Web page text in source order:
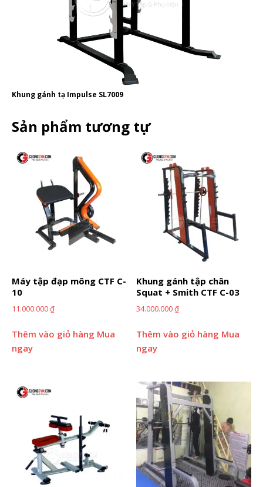
Khung gánh tạ Impulse SL7009
Sản phẩm tương tự
Máy tập đạp mông CTF C-
10
11.000.000₫
Thêm vào giỏ hàng Mua
ngay
Khung gánh tập chân
Squat + Smith CTF C-03
34.000.000₫
Thêm vào giỏ hàng Mua
ngay